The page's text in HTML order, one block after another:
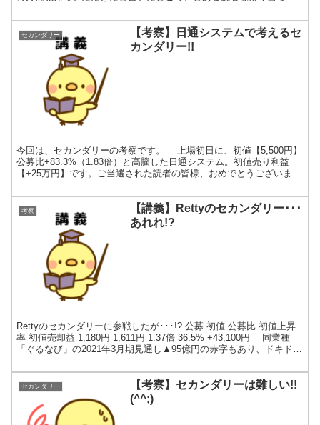
セカンダリー
【考察】日通システムで考えるセ
カンダリー!!
今回は、セカンダリーの考察です。 上場初日に、初値【5,500円】
公募比+83.3%（1.83倍）と高騰した日通システム。初値売り利益
【+25万円】です。ご当選された読者の皆様、おめでとうございま
考察
【講義】Rettyのセカンダリー･･･
あれれ!?
Rettyのセカンダリーに参戦したが･･･!? 公募 初値 公募比 初値上昇
率 初値売却益 1,180円 1,611円 1.37倍 36.5% +43,100円 同業種
「ぐるなび」の2021年3月期見通し▲95億円の赤字もあり、ドキドキ
セカンダリー
【考察】セカンダリーは難しい!!
(^^;)